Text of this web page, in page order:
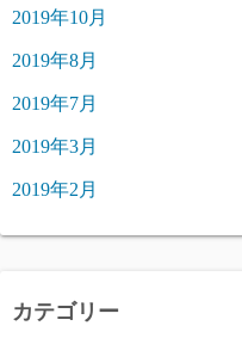
2019年10月
2019年8月
2019年7月
2019年3月
2019年2月
カテゴリー